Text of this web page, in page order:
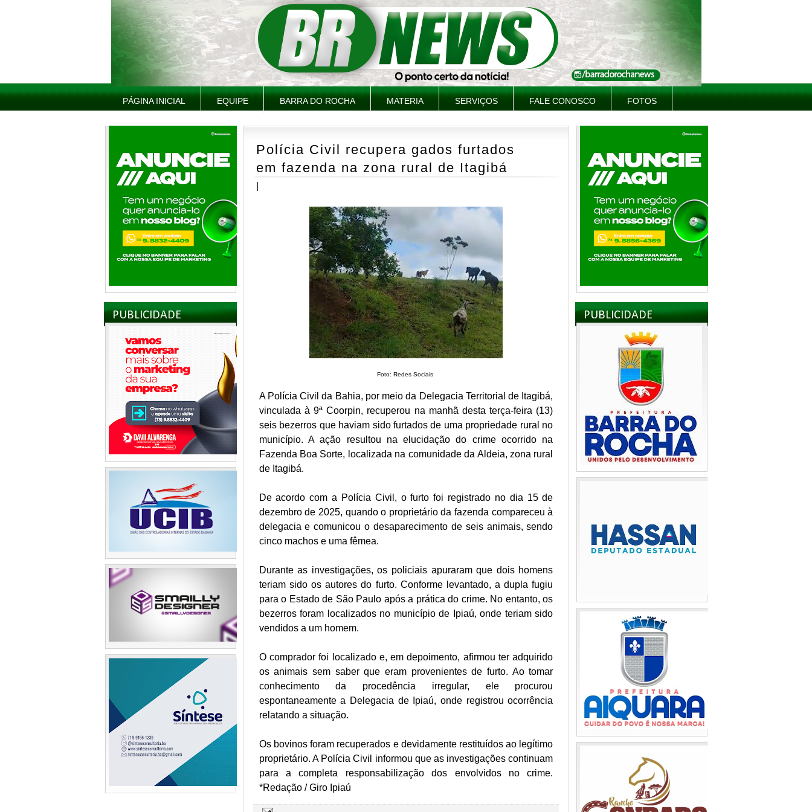
PÁGINA INICIAL EQUIPE BARRA DO ROCHA MATERIA SERVIÇOS FALE CONOSCO FOTOS
PUBLICIDADE
Polícia Civil recupera gados furtados
em fazenda na zona rural de Itagibá
Foto: Redes Sociais
A Polícia Civil da Bahia, por meio da Delegacia Territorial de Itagibá,
vinculada à 9ª Coorpin, recuperou na manhã desta terça-feira (13)
seis bezerros que haviam sido furtados de uma propriedade rural no
município. A ação resultou na elucidação do crime ocorrido na
Fazenda Boa Sorte, localizada na comunidade da Aldeia, zona rural
de Itagibá.
De acordo com a Polícia Civil, o furto foi registrado no dia 15 de
dezembro de 2025, quando o proprietário da fazenda compareceu à
delegacia e comunicou o desaparecimento de seis animais, sendo
cinco machos e uma fêmea.
Durante as investigações, os policiais apuraram que dois homens
teriam sido os autores do furto. Conforme levantado, a dupla fugiu
para o Estado de São Paulo após a prática do crime. No entanto, os
bezerros foram localizados no município de Ipiaú, onde teriam sido
vendidos a um homem.
O comprador foi localizado e, em depoimento, afirmou ter adquirido
os animais sem saber que eram provenientes de furto. Ao tomar
conhecimento da procedência irregular, ele procurou
espontaneamente a Delegacia de Ipiaú, onde registrou ocorrência
relatando a situação.
Os bovinos foram recuperados e devidamente restituídos ao legítimo
proprietário. A Polícia Civil informou que as investigações continuam
para a completa responsabilização dos envolvidos no crime.
*Redação / Giro Ipiaú
PUBLICIDADE